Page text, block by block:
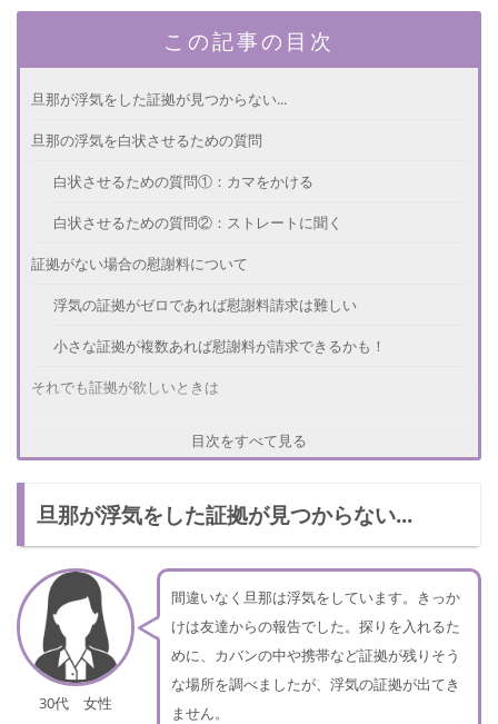
この記事の目次
旦那が浮気をした証拠が見つからない...
旦那の浮気を白状させるための質問
白状させるための質問①：カマをかける
白状させるための質問②：ストレートに聞く
証拠がない場合の慰謝料について
浮気の証拠がゼロであれば慰謝料請求は難しい
小さな証拠が複数あれば慰謝料が請求できるかも！
それでも証拠が欲しいときは
浮気を見破る方法①：じっくり旦那を観察する
浮気を見破る方法②：ハニートラップをしかけてみる
さいごに
目次をすべて見る
旦那が浮気をした証拠が見つからない...
30代 女性
間違いなく旦那は浮気をしています。きっか
けは友達からの報告でした。探りを入れるた
めに、カバンの中や携帯など証拠が残りそう
な場所を調べましたが、浮気の証拠が出てき
ません。